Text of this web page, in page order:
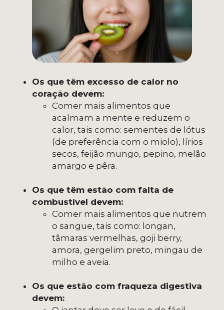
Os que têm excesso de calor no
coração devem:
Comer mais alimentos que
acalmam a mente e reduzem o
calor, tais como: sementes de lótus
(de preferência com o miolo), lírios
secos, feijão mungo, pepino, melão
amargo e pêra.
Os que têm estão com falta de
combustível devem:
Comer mais alimentos que nutrem
o sangue, tais como: longan,
tâmaras vermelhas, goji berry,
amora, gergelim preto, mingau de
milho e aveia.
Os que estão com fraqueza digestiva
devem: